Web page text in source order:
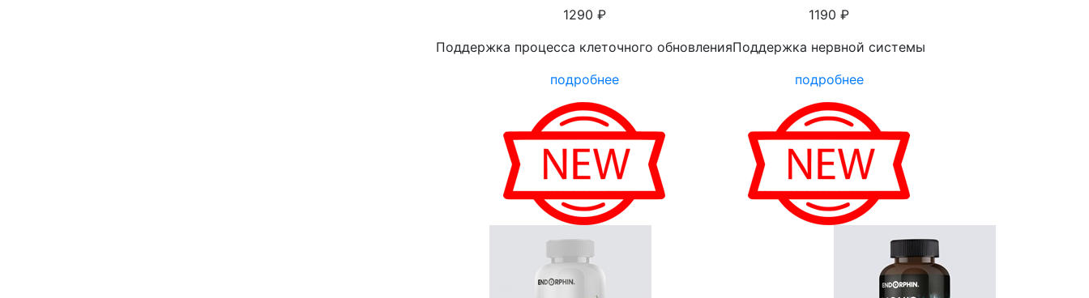
1290 ₽
Поддержка процесса клеточного обновления
подробнее
1190 ₽
Поддержка нервной системы
подробнее